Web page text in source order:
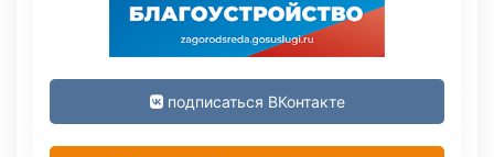
подписаться ВКонтакте